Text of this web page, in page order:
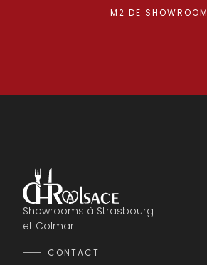
M2 DE SHOWROOM
Showrooms à Strasbourg
et Colmar
CONTACT